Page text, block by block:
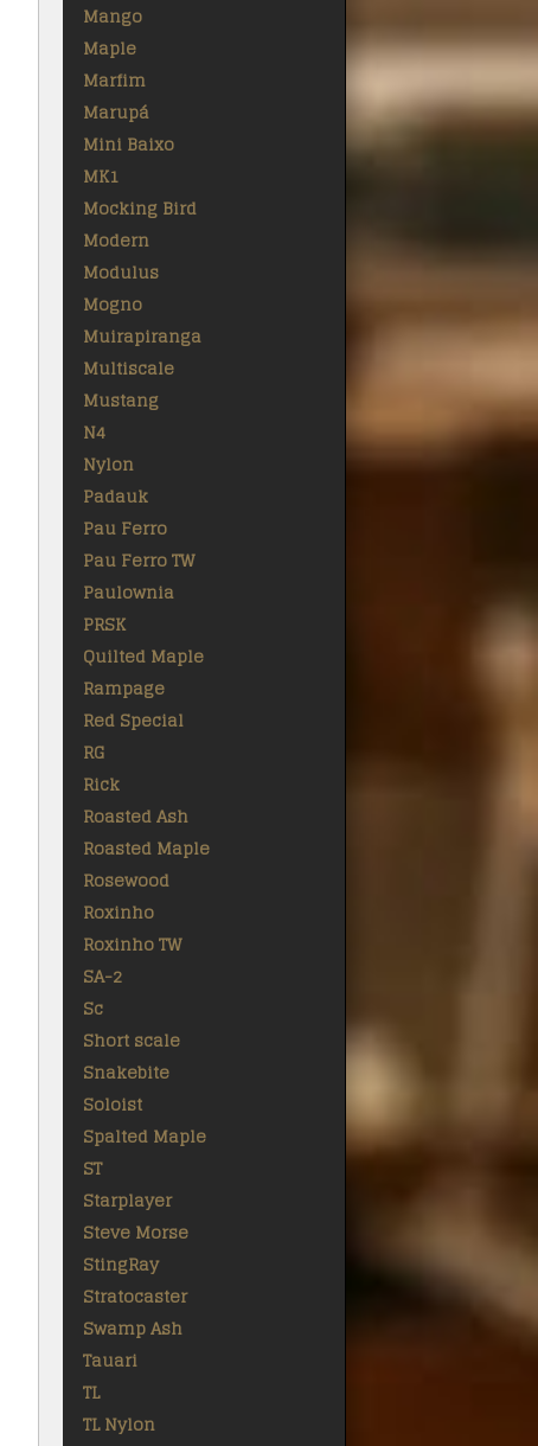
Mango
Maple
Marfim
Marupá
Mini Baixo
MK1
Mocking Bird
Modern
Modulus
Mogno
Muirapiranga
Multiscale
Mustang
N4
Nylon
Padauk
Pau Ferro
Pau Ferro TW
Paulownia
PRSK
Quilted Maple
Rampage
Red Special
RG
Rick
Roasted Ash
Roasted Maple
Rosewood
Roxinho
Roxinho TW
SA-2
Sc
Short scale
Snakebite
Soloist
Spalted Maple
ST
Starplayer
Steve Morse
StingRay
Stratocaster
Swamp Ash
Tauari
TL
TL Nylon